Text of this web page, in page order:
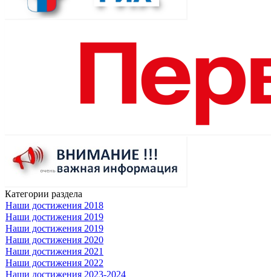
Категории раздела
Наши достижения 2018
Наши достижения 2019
Наши достижения 2019
Наши достижения 2020
Наши достижения 2021
Наши достижения 2022
Наши достижения 2023-2024